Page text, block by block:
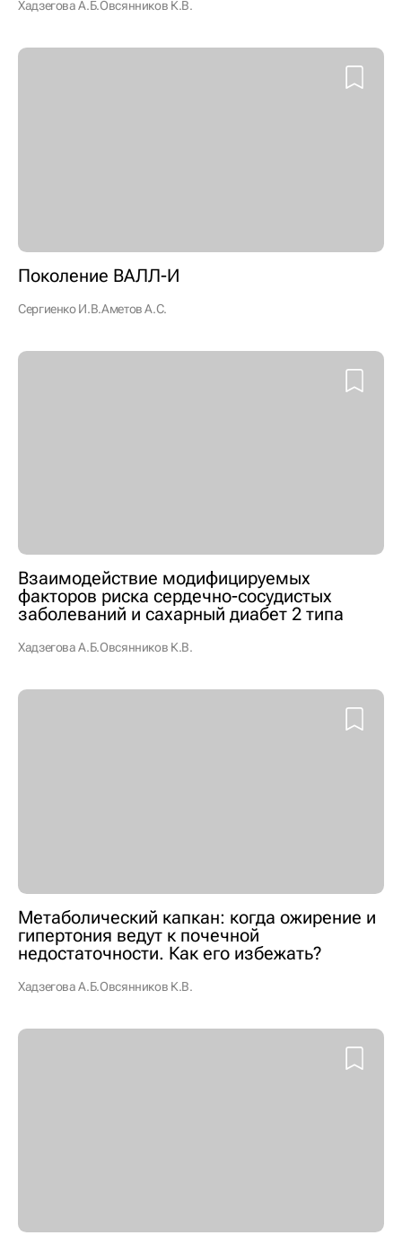
Хадзегова А.Б.Овсянников К.В.
Поколение ВАЛЛ-И
Сергиенко И.В.Аметов А.С.
Взаимодействие модифицируемых
факторов риска сердечно-сосудистых
заболеваний и сахарный диабет 2 типа
Хадзегова А.Б.Овсянников К.В.
Метаболический капкан: когда ожирение и
гипертония ведут к почечной
недостаточности. Как его избежать?
Хадзегова А.Б.Овсянников К.В.